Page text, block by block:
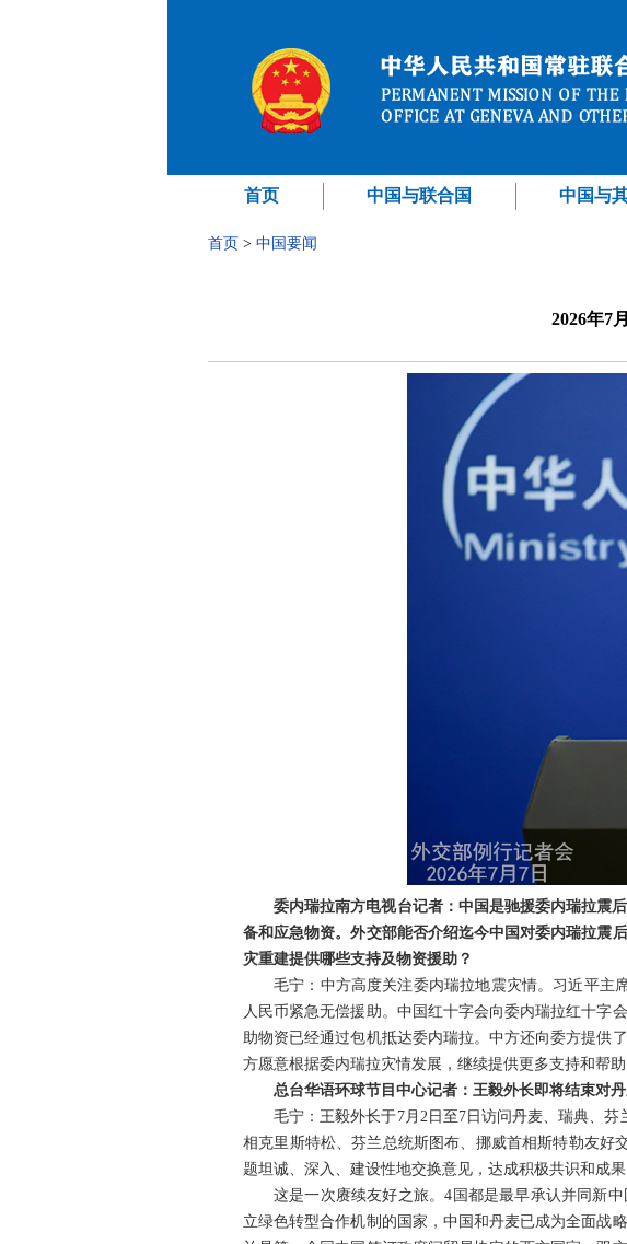
首页 中国与联合国 中国与
首页 > 中国要闻
2026年7
委内瑞拉南方电视台记者：中国是驰援委内瑞拉震
备和应急物资。外交部能否介绍迄今中国对委内瑞拉震
灾重建提供哪些支持及物资援助？
毛宁：中方高度关注委内瑞拉地震灾情。习近平主
人民币紧急无偿援助。中国红十字会向委内瑞拉红十字
助物资已经通过包机抵达委内瑞拉。中方还向委方提供
方愿意根据委内瑞拉灾情发展，继续提供更多支持和帮助
总台华语环球节目中心记者：王毅外长即将结束对
毛宁：王毅外长于7月2日至7日访问丹麦、瑞典、
相克里斯特松、芬兰总统斯图布、挪威首相斯特勒友好
题坦诚、深入、建设性地交换意见，达成积极共识和成果
这是一次赓续友好之旅。4国都是最早承认并同新
立绿色转型合作机制的国家，中国和丹麦已成为全面战